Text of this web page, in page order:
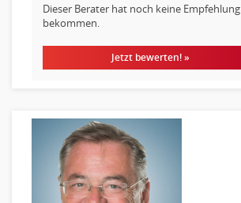
Dieser Berater hat noch keine Empfehlung
bekommen.
Jetzt bewerten! »